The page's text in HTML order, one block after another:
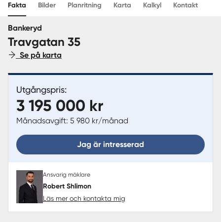
Sverige |
Fakta Bilder Planritning Karta Kalkyl Kontakt
Bankeryd
Travgatan 35
Se på karta
Utgångspris:
3 195 000 kr
Månadsavgift: 5 980 kr/månad
Jag är intresserad
Ansvarig mäklare
Robert Shlimon
Läs mer och kontakta mig